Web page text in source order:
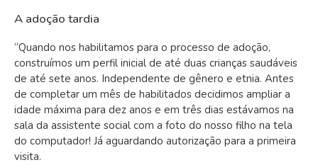
A adoção tardia
“Quando nos habilitamos para o processo de adoção,
construímos um perfil inicial de até duas crianças saudáveis
de até sete anos. Independente de gênero e etnia. Antes
de completar um mês de habilitados decidimos ampliar a
idade máxima para dez anos e em três dias estávamos na
sala da assistente social com a foto do nosso filho na tela
do computador! Já aguardando autorização para a primeira
visita.